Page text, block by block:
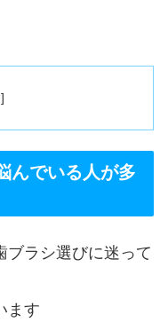
んでいる人が多
ブラシ選びに迷って
ます